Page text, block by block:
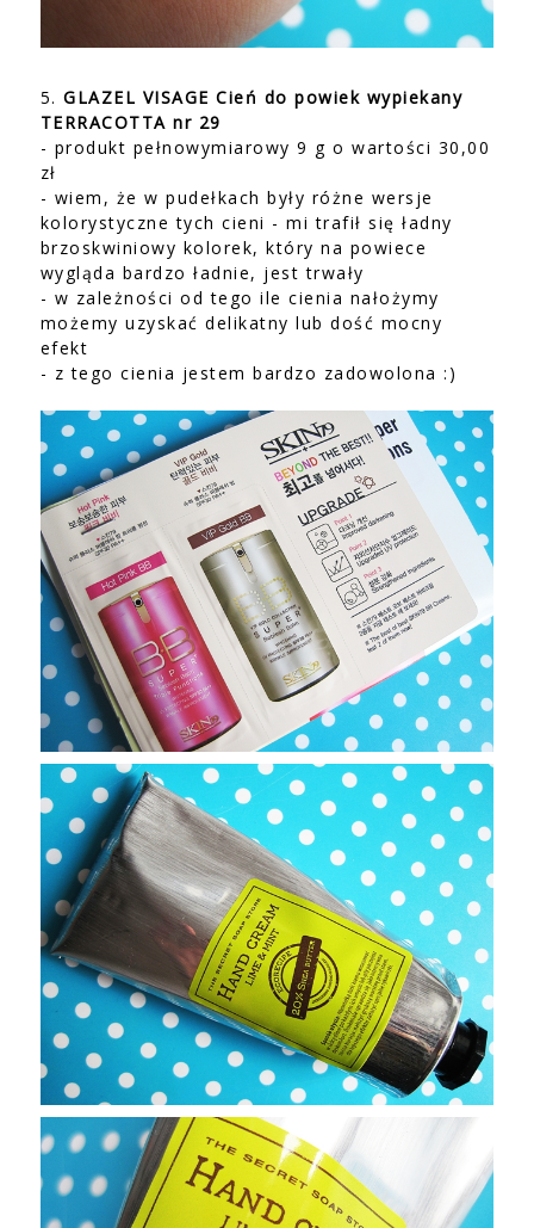
5.GLAZEL VISAGE Cień do powiek wypiekany
TERRACOTTA nr 29
- produkt pełnowymiarowy 9 g o wartości 30,00
zł
- wiem, że w pudełkach były różne wersje
kolorystyczne tych cieni - mi trafił się ładny
brzoskwiniowy kolorek, który na powiece
wygląda bardzo ładnie, jest trwały
- w zależności od tego ile cienia nałożymy
możemy uzyskać delikatny lub dość mocny
efekt
- z tego cienia jestem bardzo zadowolona :)